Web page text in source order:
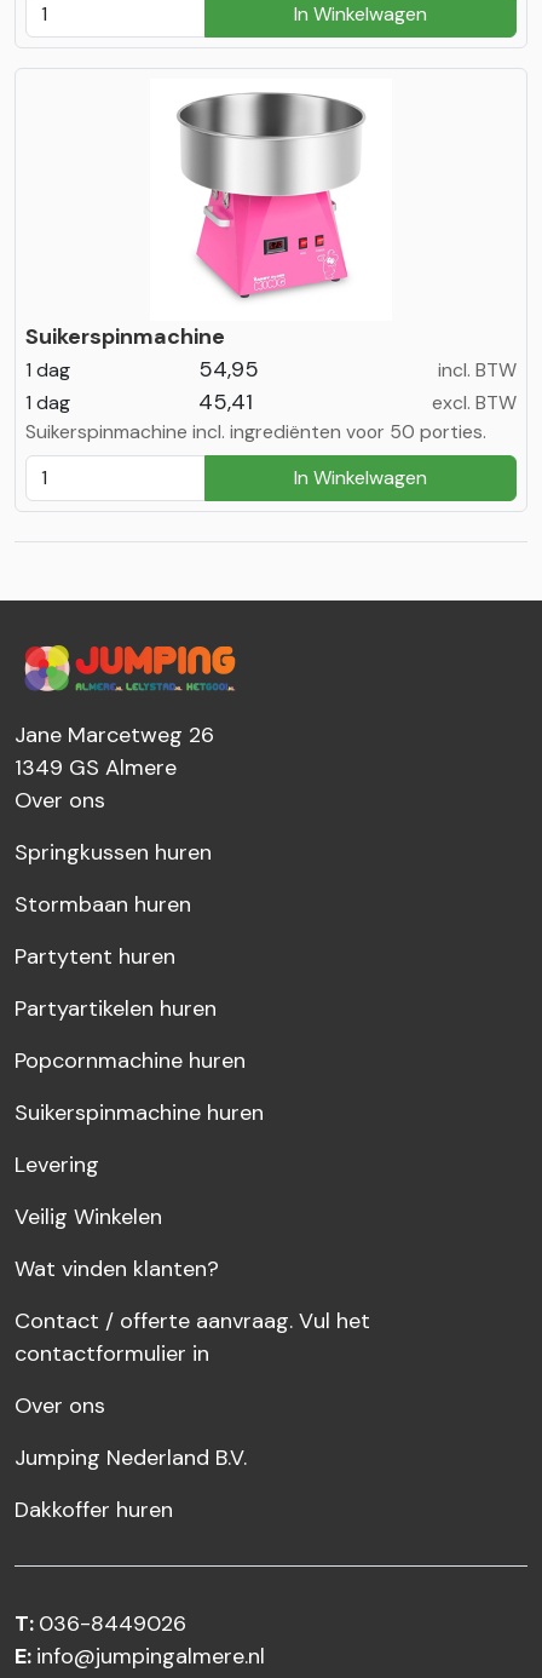
In Winkelwagen
Suikerspinmachine
1 dag 54,95
incl. BTW
1 dag
45,41
excl. BTW
Suikerspinmachine incl. ingrediënten voor 50 porties.
In Winkelwagen
Jane Marcetweg 26
1349 GS Almere
Over ons
Springkussen huren
Stormbaan huren
Partytent huren
Partyartikelen huren
Popcornmachine huren
Suikerspinmachine huren
Levering
Veilig Winkelen
Wat vinden klanten?
Contact / offerte aanvraag. Vul het
contactformulier in
Over ons
Jumping Nederland B.V.
Dakkoffer huren
T: 036-8449026
E: info@jumpingalmere.nl